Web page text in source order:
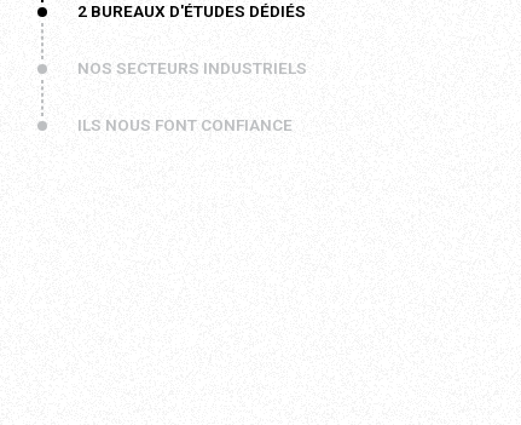
2 BUREAUX D'ÉTUDES DÉDIÉS
NOS SECTEURS INDUSTRIELS
ILS NOUS FONT CONFIANCE